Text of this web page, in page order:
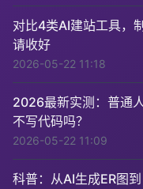
对比4类AI建站工具，
请收好
2026-05-22 11:18
2026最新实测：普通
不写代码吗？
2026-05-22 11:09
科普：从AI生成ER图